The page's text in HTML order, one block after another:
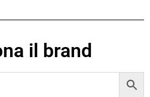
il brand